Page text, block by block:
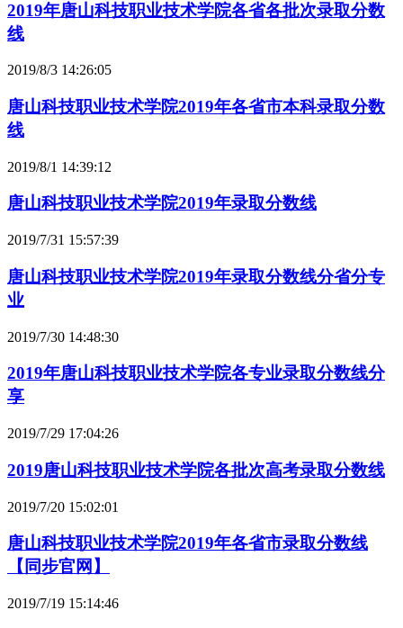
2019年唐山科技职业技术学院各省各批次录取分数
线
2019/8/3 14:26:05
唐山科技职业技术学院2019年各省市本科录取分数
线
2019/8/1 14:39:12
唐山科技职业技术学院2019年录取分数线
2019/7/31 15:57:39
唐山科技职业技术学院2019年录取分数线分省分专
业
2019/7/30 14:48:30
2019年唐山科技职业技术学院各专业录取分数线分
享
2019/7/29 17:04:26
2019唐山科技职业技术学院各批次高考录取分数线
2019/7/20 15:02:01
唐山科技职业技术学院2019年各省市录取分数线
【同步官网】
2019/7/19 15:14:46